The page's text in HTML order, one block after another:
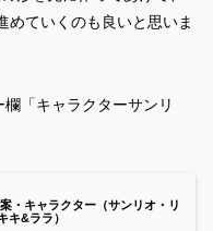
めていくのも良いと思いま
「キャラクターサンリ
キャラクター（サンリオ・リ
キ&ララ）